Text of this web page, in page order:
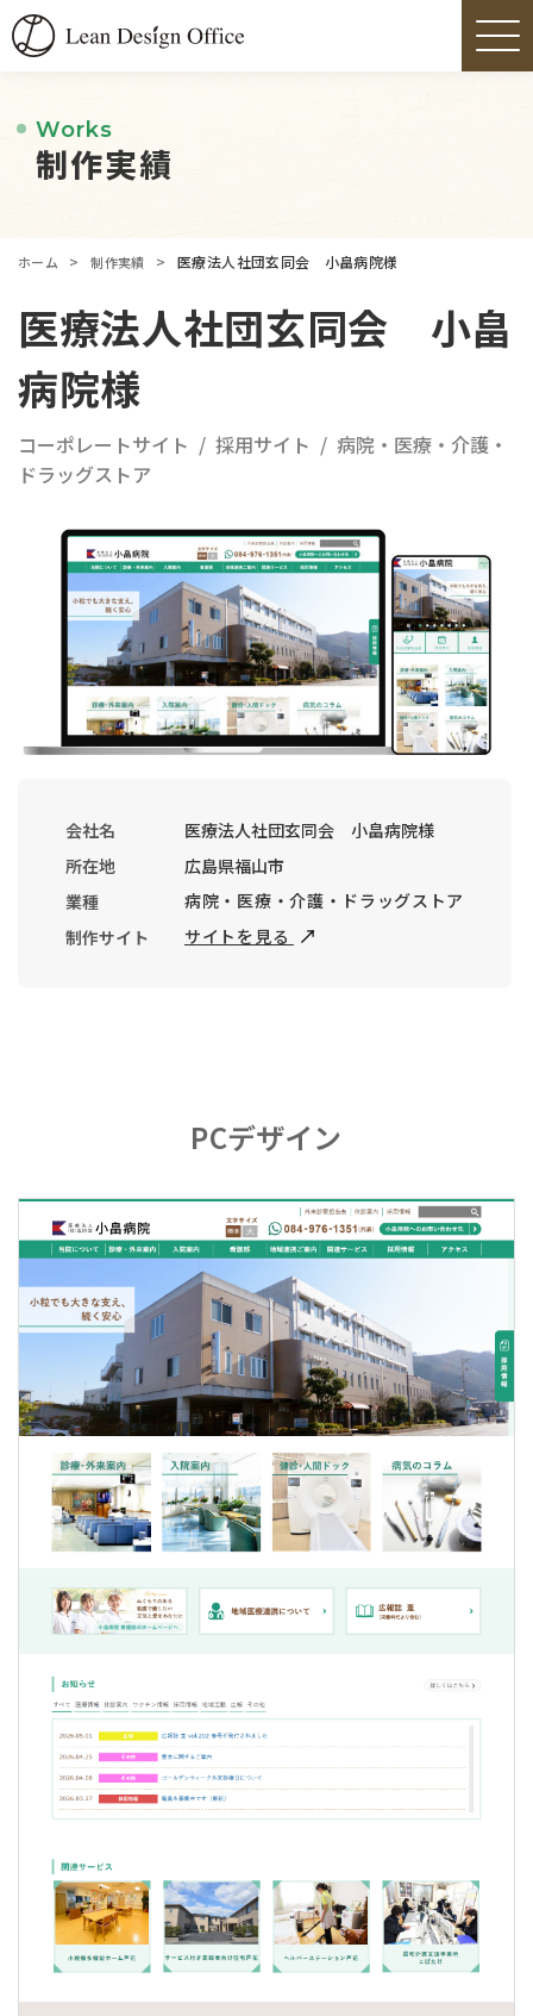
Works
制作実績
ホーム > 制作実績 > 医療法人社団玄同会 小畠病院様
医療法人社団玄同会 小畠
病院様
コーポレートサイト 採用サイト
病院・医療・介護・
ドラッグストア
会社名
医療法人社団玄同会 小畠病院様
所在地
広島県福山市
業種
病院・医療・介護・ドラッグストア
制作サイト
サイトを見る
PCデザイン